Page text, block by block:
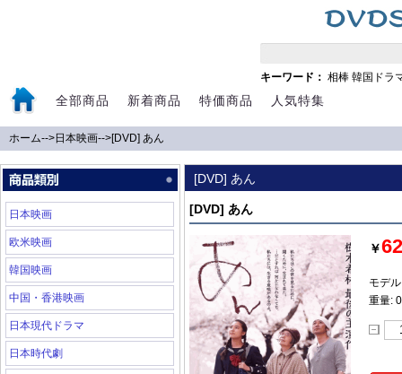
キーワード： 相棒 韓国ドラ
全部商品 新着商品 特価商品 人気特集
ホーム-->日本映画-->[DVD] あん
日本映画
欧米映画
韓国映画
中国・香港映画
日本現代ドラマ
日本時代劇
[DVD] あん
[DVD] あん
￥
モデ
重量: